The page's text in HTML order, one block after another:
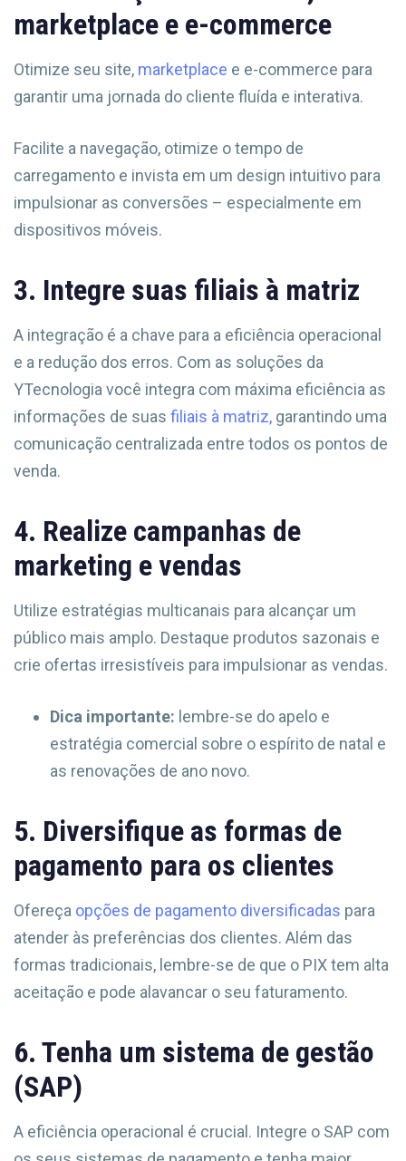
marketplace e e-commerce
Otimize seu site, marketplace e e-commerce para
garantir uma jornada do cliente fluída e interativa.
Facilite a navegação, otimize o tempo de
carregamento e invista em um design intuitivo para
impulsionar as conversões – especialmente em
dispositivos móveis.
3. Integre suas filiais à matriz
A integração é a chave para a eficiência operacional
e a redução dos erros. Com as soluções da
YTecnologia você integra com máxima eficiência as
informações de suas filiais à matriz, garantindo uma
comunicação centralizada entre todos os pontos de
venda.
4. Realize campanhas de
marketing e vendas
Utilize estratégias multicanais para alcançar um
público mais amplo. Destaque produtos sazonais e
crie ofertas irresistíveis para impulsionar as vendas.
Dica importante: lembre-se do apelo e
estratégia comercial sobre o espírito de natal e
as renovações de ano novo.
5. Diversifique as formas de
pagamento para os clientes
Ofereça opções de pagamento diversificadas para
atender às preferências dos clientes. Além das
formas tradicionais, lembre-se de que o PIX tem alta
aceitação e pode alavancar o seu faturamento.
6. Tenha um sistema de gestão
(SAP)
A eficiência operacional é crucial. Integre o SAP com